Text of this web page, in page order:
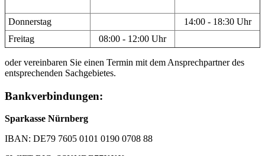
Donnerstag
14:00 - 18:30 Uhr
Freitag
08:00 - 12:00 Uhr
oder vereinbaren Sie einen Termin mit dem Ansprechpartner des
entsprechenden Sachgebietes.
Bankverbindungen:
Sparkasse Nürnberg
IBAN: DE79 7605 0101 0190 0708 88